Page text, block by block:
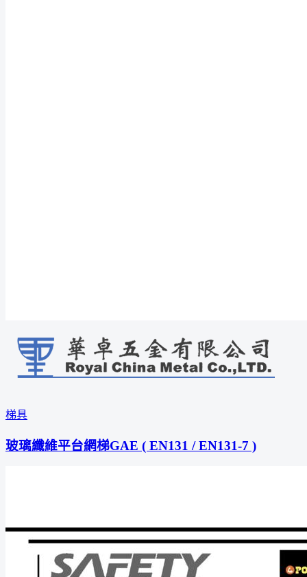
梯具
玻璃纖維平台網梯GAE ( EN131 / EN131-7 )